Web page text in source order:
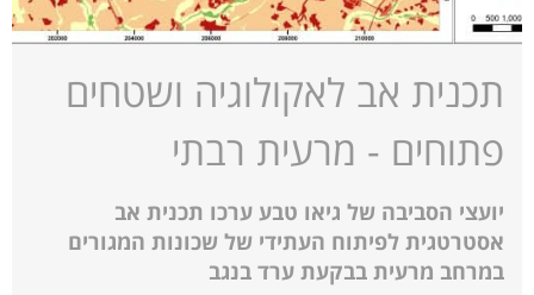
תכנית אב לאקולוגיה ושטחים
פתוחים - מרעית רבתי
יועצי הסביבה של גיאו טבע ערכו תכנית אב
אסטרטגית לפיתוח העתידי של שכונות המגורים
במרחב מרעית בבקעת ערד בנגב